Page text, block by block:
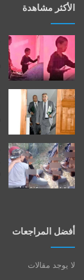
الأكثر مشاهدة
أفضل المراجعات
لا يوجد مقالات